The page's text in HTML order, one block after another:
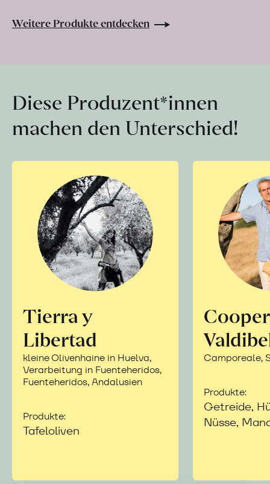
Weitere Produkte entdecken
Diese Produzent*innen
machen den Unterschied!
Tierra y
Libertad
kleine Olivenhaine in Huelva,
Verarbeitung in Fuenteheridos,
Fuenteheridos, Andalusien
Produkte:
Tafeloliven
Camporeale,
Produkte:
Getreide,
Nüsse,